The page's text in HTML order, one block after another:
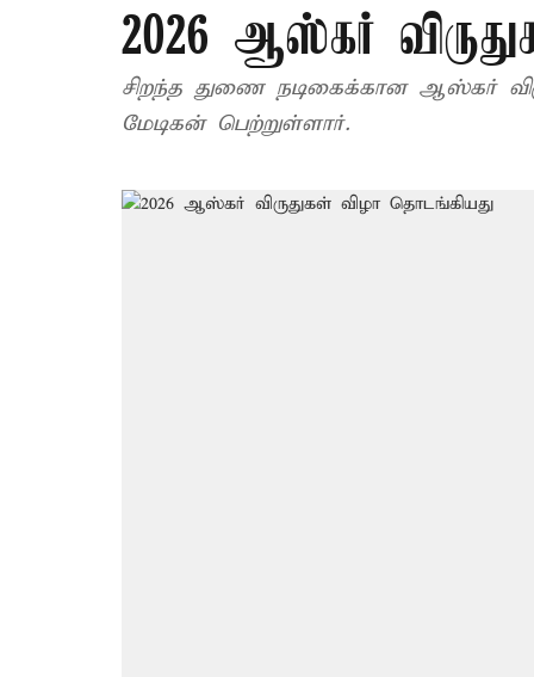
2026 ஆஸ்கர்
சிறந்த துணை நடிகைக்கான ஆஸ்கர்
மேடிகன் பெற்றுள்ளார்.